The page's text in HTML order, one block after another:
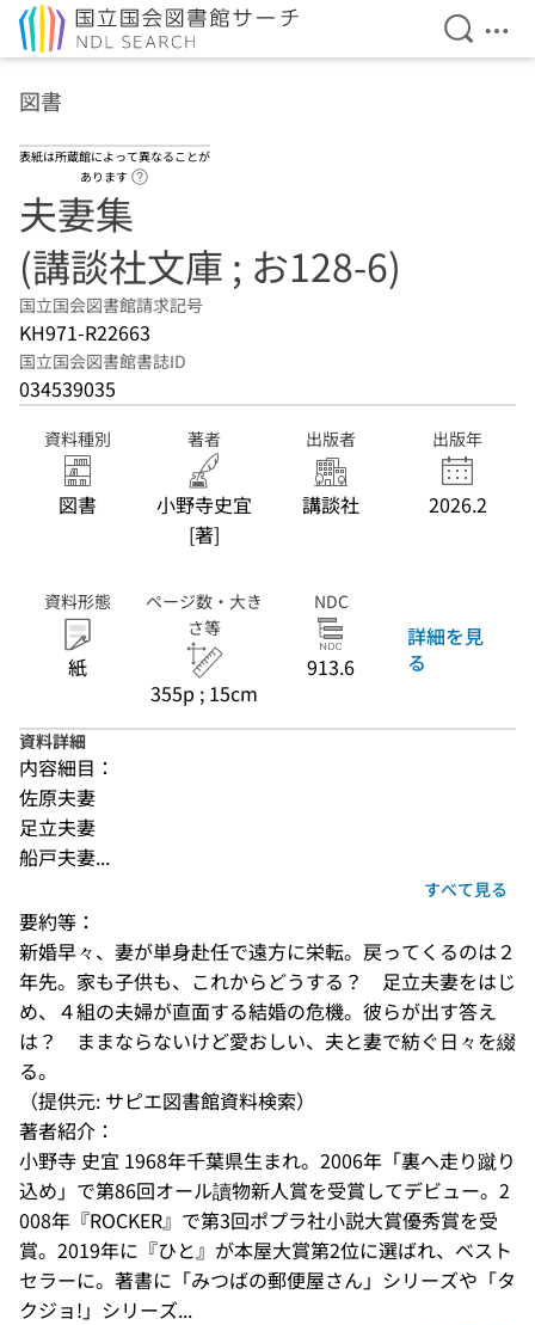
検索を
メ
図書
表紙は所蔵館によって異なることが
あります
夫妻集
(講談社文庫 ; お128-6)
国立国会図書館請求記号
KH971-R22663
国立国会図書館書誌ID
034539035
資料種別
図書
著者
小野寺史宜
[著]
出版者
講談社
出版年
2026.2
資料形態
紙
ページ数・大き
さ等
355p ; 15cm
NDC
913.6
詳細を見
る
資料詳細
内容細目：
佐原夫妻
足立夫妻
船戸夫妻...
すべて見る
要約等：
新婚早々、妻が単身赴任で遠方に栄転。戻ってくるのは２
年先。家も子供も、これからどうする？　足立夫妻をはじ
め、４組の夫婦が直面する結婚の危機。彼らが出す答え
は？　ままならないけど愛おしい、夫と妻で紡ぐ日々を綴
る。
（提供元: サピエ図書館資料検索）
著者紹介：
小野寺 史宜 1968年千葉県生まれ。2006年「裏へ走り蹴り
込め」で第86回オール讀物新人賞を受賞してデビュー。2
008年『ROCKER』で第3回ポプラ社小説大賞優秀賞を受
賞。2019年に『ひと』が本屋大賞第2位に選ばれ、ベスト
セラーに。著書に「みつばの郵便屋さん」シリーズや「タ
クジョ!」シリーズ...